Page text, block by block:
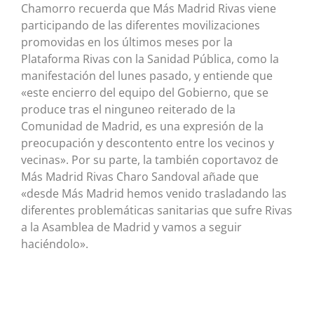
Chamorro recuerda que Más Madrid Rivas viene
participando de las diferentes movilizaciones
promovidas en los últimos meses por la
Plataforma Rivas con la Sanidad Pública, como la
manifestación del lunes pasado, y entiende que
«este encierro del equipo del Gobierno, que se
produce tras el ninguneo reiterado de la
Comunidad de Madrid, es una expresión de la
preocupación y descontento entre los vecinos y
vecinas». Por su parte, la también coportavoz de
Más Madrid Rivas Charo Sandoval añade que
«desde Más Madrid hemos venido trasladando las
diferentes problemáticas sanitarias que sufre Rivas
a la Asamblea de Madrid y vamos a seguir
haciéndolo».